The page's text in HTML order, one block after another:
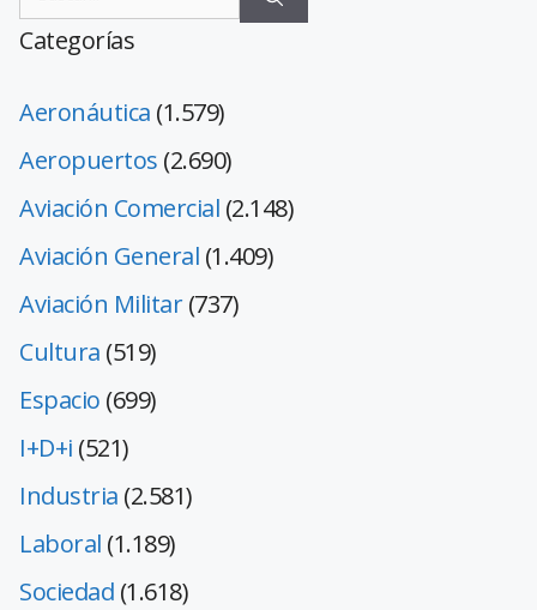
Categorías
Aeronáutica (1.579)
Aeropuertos (2.690)
Aviación Comercial (2.148)
Aviación General (1.409)
Aviación Militar(737)
Cultura (519)
Espacio (699)
I+D+i (521)
Industria (2.581)
Laboral (1.189)
Sociedad (1.618)